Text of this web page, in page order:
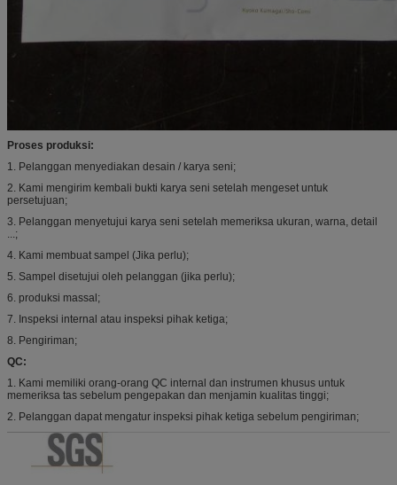
Proses produksi:
1. Pelanggan menyediakan desain / karya seni;
2. Kami mengirim kembali bukti karya seni setelah mengeset untuk
persetujuan;
3. Pelanggan menyetujui karya seni setelah memeriksa ukuran, warna, detail
...;
4. Kami membuat sampel (Jika perlu);
5. Sampel disetujui oleh pelanggan (jika perlu);
6. produksi massal;
7. Inspeksi internal atau inspeksi pihak ketiga;
8. Pengiriman;
QC:
1. Kami memiliki orang-orang QC internal dan instrumen khusus untuk
memeriksa tas sebelum pengepakan dan menjamin kualitas tinggi;
2. Pelanggan dapat mengatur inspeksi pihak ketiga sebelum pengiriman;